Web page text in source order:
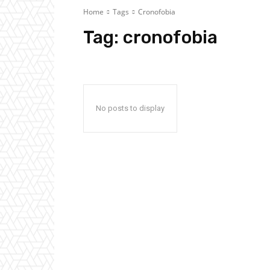
Home Tags Cronofobia
Tag: cronofobia
No posts to display